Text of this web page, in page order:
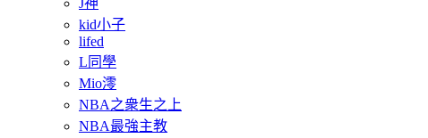
kid小子
lifed
L同學
Mio澪
NBA之衆生之上
NBA最強主教